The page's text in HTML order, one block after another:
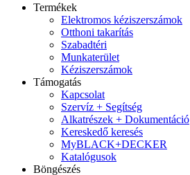
Termékek
Elektromos kéziszerszámok
Otthoni takarítás
Szabadtéri
Munkaterület
Kéziszerszámok
Támogatás
Kapcsolat
Szervíz + Segítség
Alkatrészek + Dokumentáció
Kereskedő keresés
MyBLACK+DECKER
Katalógusok
Böngészés